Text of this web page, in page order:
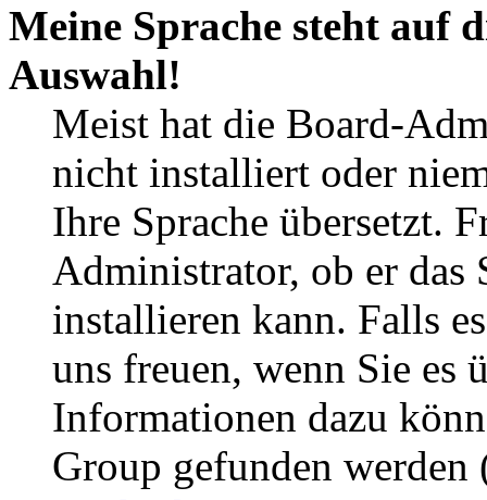
Meine Sprache steht auf
Auswahl!
Meist hat die Board-
nicht installiert oder
Ihre Sprache übersetzt.
Administrator, ob er das
installieren kann. Falls
uns freuen, wenn Sie es
Informationen dazu
Group gefunden